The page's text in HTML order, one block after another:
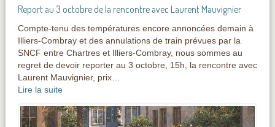
Report au 3 octobre de la rencontre avec Laurent Mauvignier
Compte-tenu des températures encore annoncées demain à
Illiers-Combray et des annulations de train prévues par la
SNCF entre Chartres et Illiers-Combray, nous sommes au
regret de devoir reporter au 3 octobre, 15h, la rencontre avec
Laurent Mauvignier, prix…
Lire la suite